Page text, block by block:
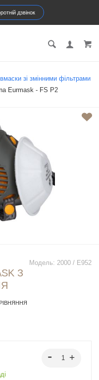
дзвінок
зі змінними фільтрами
Eurmask - FS Р2
Модель: 2000 / E952
З